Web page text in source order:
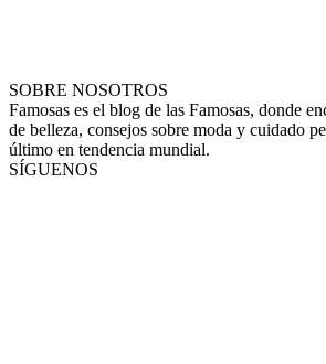
SOBRE NOSOTROS
Famosas es el blog de las Famosas, donde
de belleza, consejos sobre moda y cuidado
último en tendencia mundial.
SÍGUENOS